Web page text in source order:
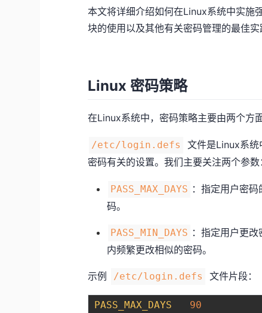
本文将详细介绍如何在Linux系统中实施
块的使用以及其他有关密码管理的最佳
Linux 密码策略
在Linux系统中，密码策略主要由两个方
/etc/login.defs
文件是Linux系统
密码有关的设置。我们主要关注两个参数
PASS_MAX_DAYS ：指定用户密
码。
PASS_MIN_DAYS ：指定用户更
内频繁更改相似的密码。
示例 /etc/login.defs 文件片段：
PASS_MAX_DAYS
90